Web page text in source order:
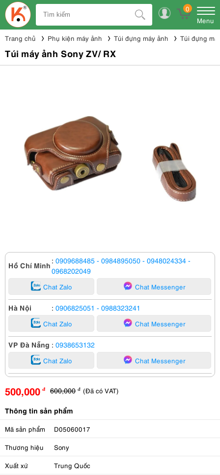
0
Menu
Trang chủ Phụ kiện máy ảnh Túi đựng máy ảnh Túi đựng
Túi máy ảnh Sony ZV/ RX
Hồ Chí Minh : 0909688485 - 0984895050 - 0948024334 -
0968202049
Chat Zalo Chat Messenger
Hà Nội : 0906825051 - 0988323241
Chat Zalo Chat Messenger
VP Đà Nẵng : 0938653132
Chat Zalo Chat Messenger
500,000 đ 600,000 đ (Đã có VAT)
Thông tin sản phẩm
Mã sản phẩm D05060017
Thương hiệu Sony
Xuất xứ Trung Quốc